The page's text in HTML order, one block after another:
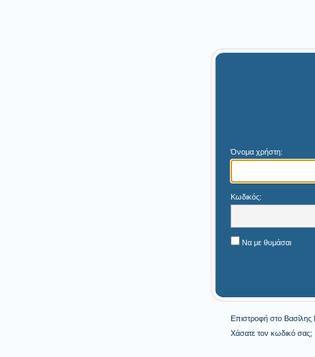
Όνομα χρήστη:
Κωδικός:
Να με θυμάσαι
Επιστροφή στο
Χάσατε τον κωδικό σας;